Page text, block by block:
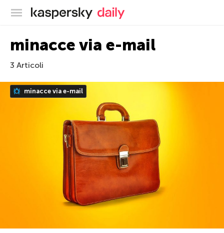
Blog ufficiale di Kaspersky
minacce via e-mail
3 Articoli
minacce via e-mail